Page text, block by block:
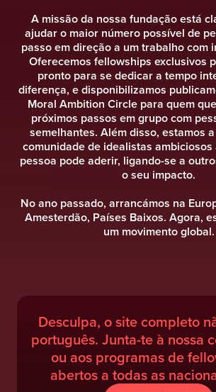
A missão da nossa fundação está
ajudar o maior número possível de
passo em direção a um trabalho com
Oferecemos fellowships exclusivos
pronto para se dedicar a tempo
diferença, e disponibilizamos
Moral Ambition Circle para quem
próximos passos em grupo com
semelhantes. Além disso, estamos
comunidade de idealistas
pessoa pode aderir, ligando-se a
o seu impacto.
No ano passado, arrancámos na
Amesterdão, Países Baixos. Agora,
um movimento global.
Desculpa, o site completo
português. Junta-te à nossa
ou aos programas de
abertos a todas as